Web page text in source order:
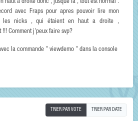
haut a droite donc , jusque la , tout est normal .
avec Fraps pour apres pouvoir lire mon
, les nicks , qui étaient en haut a droite ,
Comment j'peux faire svp?
la commande " viewdemo " dans la console
TRIER PAR VOTE TRIER PAR DATE